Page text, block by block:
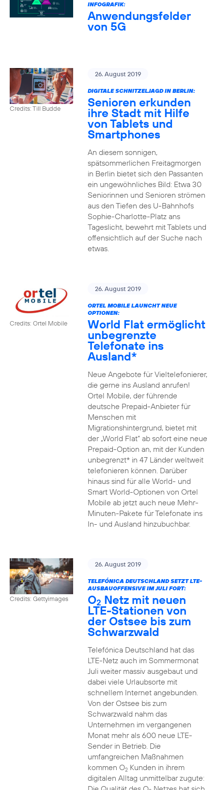
INFOGRAFIK:
Anwendungsfelder
von 5G
Credits: Till Budde
26. August 2019
DIGITALE SCHNITZELJAGD IN BERLIN:
Senioren erkunden
ihre Stadt mit Hilfe
von Tablets und
Smartphones
An diesem sonnigen,
spätsommerlichen Freitagmorgen
in Berlin bietet sich den Passanten
ein ungewöhnliches Bild: Etwa 30
Seniorinnen und Senioren strömen
aus den Tiefen des U-Bahnhofs
Sophie-Charlotte-Platz ans
Tageslicht, bewehrt mit Tablets und
offensichtlich auf der Suche nach
etwas.
Credits: Ortel Mobile
26. August 2019
ORTEL MOBILE LAUNCHT NEUE
OPTIONEN:
World Flat ermöglicht
unbegrenzte
Telefonate ins
Ausland*
Neue Angebote für Vieltelefonierer,
die gerne ins Ausland anrufen!
Ortel Mobile, der führende
deutsche Prepaid-Anbieter für
Menschen mit
Migrationshintergrund, bietet mit
der „World Flat“ ab sofort eine neue
Prepaid-Option an, mit der Kunden
unbegrenzt* in 47 Länder weltweit
telefonieren können. Darüber
hinaus sind für alle World- und
Smart World-Optionen von Ortel
Mobile ab jetzt auch neue Mehr-
Minuten-Pakete für Telefonate ins
In- und Ausland hinzubuchbar.
Credits: Gettyimages
26. August 2019
TELEFÓNICA DEUTSCHLAND SETZT LTE-
AUSBAUOFFENSIVE IM JULI FORT:
O2 Netz mit neuen
LTE-Stationen von
der Ostsee bis zum
Schwarzwald
Telefónica Deutschland hat das
LTE-Netz auch im Sommermonat
Juli weiter massiv ausgebaut und
dabei viele Urlaubsorte mit
schnellem Internet angebunden.
Von der Ostsee bis zum
Schwarzwald nahm das
Unternehmen im vergangenen
Monat mehr als 600 neue LTE-
Sender in Betrieb. Die
umfangreichen Maßnahmen
kommen O2Kunden in ihrem
digitalen Alltag unmittelbar zugute: